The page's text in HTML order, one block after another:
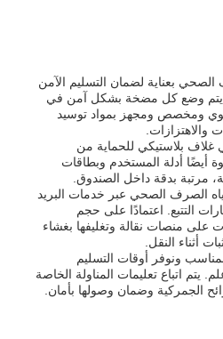
بعناية لضمان التسليم الآمن
يتم وضع كل مضخة بشكل آمن في
ومخصص ومجهز بمواد توسيد
والاهتزازات.
غلاف بلاستيكي للحماية من
أيضًا أدلة المستخدم وبطاقات
مرتبة بدقة داخل الصندوق.
الصرف الصحي عبر خدمات البريد
التتبع. اعتمادًا على حجم
على منصات نقالة وتغليفها بغشاء
أثناء النقل.
ونوفر أوقات التسليم
يتم اتباع تعليمات المناولة الخاصة
الجمركية وضمان وصولها بأمان.